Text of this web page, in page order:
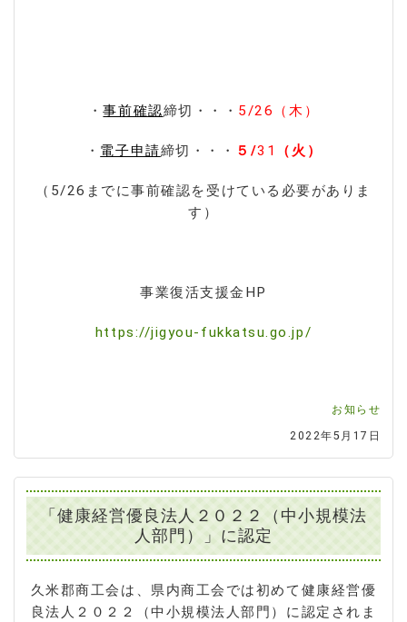
・事前確認締切・・・ 5/26（木）
・ 電子申請締切・・・ ５/31 （火）
（5/26までに事前確認を受けている必要がありま
す）
事業復活支援金HP
https://jigyou-fukkatsu.go.jp/
お知らせ
2022年5月17日
「健康経営優良法人２０２２（中小規模法
人部門）」に認定
久米郡商工会は、県内商工会では初めて健康経営優
良法人２０２２（中小規模法人部門）に認定されま